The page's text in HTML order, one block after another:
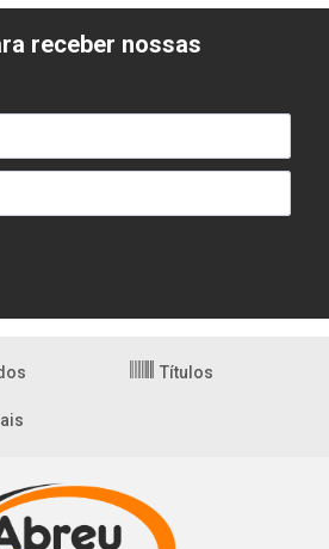
receber nossas
Títulos